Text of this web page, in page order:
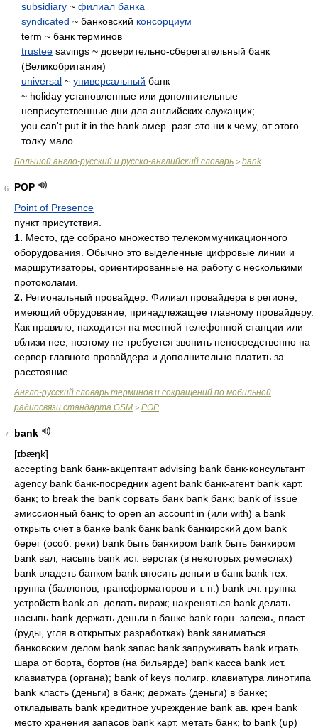
subsidiary ~ филиал банка
syndicated ~ банковский консорциум
term ~ банк терминов
trustee savings ~ доверительно-сберегательный банк
(Великобритания)
universal ~ универсальный банк
~ holiday установленные или дополнительные
неприсутственные дни для английских служащих;
you can't put it in the bank амер. разг. это ни к чему, от этого
толку мало
Большой англо-русский и русско-английский словарь > bank
6
POP
Point of Presence
пункт присутствия.
1. Место, где собрано множество телекоммуникационного
оборудования. Обычно это выделенные цифровые линии и
маршрутизаторы, ориентированные на работу с несколькими
протоколами.
2. Региональный провайдер. Филиал провайдера в регионе,
имеющий обрудование, принадлежащее главному провайдеру.
Как правило, находится на местной телефонной станции или
вблизи нее, поэтому не требуется звонить непосредственно на
сервер главного провайдера и дополнительно платить за
расстояние.
Англо-русский cловарь терминов и сокращений по мобильной
радиосвязи стандарта GSM > POP
7
bank
[̈ɪbæŋk]
accepting bank банк-акцептант advising bank банк-консультант
agency bank банк-посредник agent bank банк-агент bank карт.
банк; to break the bank сорвать банк bank банк; bank of issue
эмиссионный банк; to open an account in (или with) a bank
открыть счет в банке bank банк bank банкирский дом bank
берег (особ. реки) bank быть банкиром bank быть банкиром
bank вал, насыпь bank ист. верстак (в некоторых ремеслах)
bank владеть банком bank вносить деньги в банк bank тех.
группа (баллонов, трансформаторов и т. п.) bank вчт. группа
устройств bank ав. делать вираж; накреняться bank делать
насыпь bank держать деньги в банке bank горн. залежь, пласт
(руды, угля в открытых разработках) bank заниматься
банковским делом bank запас bank запруживать bank играть
шара от борта, бортов (на бильярде) bank касса bank ист.
клавиатура (органа); bank of keys полигр. клавиатура линотипа
bank класть (деньги) в банк; держать (деньги) в банке;
откладывать bank кредитное учреждение bank ав. крен bank
место хранения запасов bank карт. метать банк; to bank (up)